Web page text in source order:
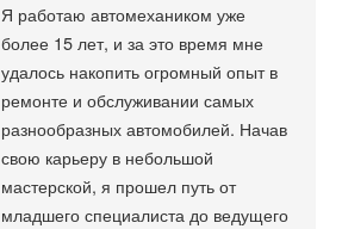
Я работаю автомехаником уже
более 15 лет, и за это время мне
удалось накопить огромный опыт в
ремонте и обслуживании самых
разнообразных автомобилей. Начав
свою карьеру в небольшой
мастерской, я прошел путь от
младшего специалиста до ведущего